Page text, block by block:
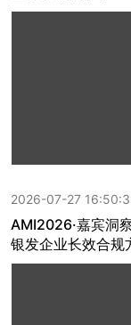
2026-07-27
AMI2026·嘉宾洞
银发企业长效合规